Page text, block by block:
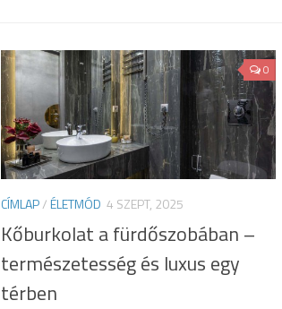
0
CÍMLAP/ÉLETMÓD 4 SZEPT, 2025
Kőburkolat a fürdőszobában –
természetesség és luxus egy
térben